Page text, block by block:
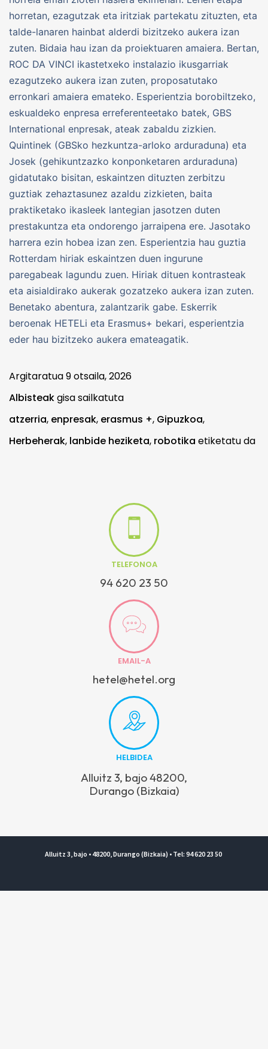
horretan, ezagutzak eta iritziak partekatu zituzten, eta
talde-lanaren hainbat alderdi bizitzeko aukera izan
zuten. Bidaia hau izan da proiektuaren amaiera. Bertan,
ROC DA VINCI ikastetxeko instalazio ikusgarriak
ezagutzeko aukera izan zuten, proposatutako
erronkari amaiera emateko. Esperientzia borobiltzeko,
eskualdeko enpresa erreferenteetako batek, GBS
International enpresak, ateak zabaldu zizkien.
Quintinek (GBSko hezkuntza-arloko arduraduna) eta
Josek (gehikuntzazko konponketaren arduraduna)
gidatutako bisitan, eskaintzen dituzten zerbitzu
guztiak zehaztasunez azaldu zizkieten, baita
praktiketako ikasleek lantegian jasotzen duten
prestakuntza eta ondorengo jarraipena ere. Jasotako
harrera ezin hobea izan zen. Esperientzia hau guztia
Rotterdam hiriak eskaintzen duen ingurune
paregabeak lagundu zuen. Hiriak dituen kontrasteak
eta aisialdirako aukerak gozatzeko aukera izan zuten.
Benetako abentura, zalantzarik gabe. Eskerrik
beroenak HETELi eta Erasmus+ bekari, esperientzia
eder hau bizitzeko aukera emateagatik.
Argitaratua9 otsaila, 2026
Albisteakgisa sailkatuta
atzerria, enpresak, erasmus +, Gipuzkoa,
Herbeherak, lanbide heziketa, robotika etiketatu da
TELEFONOA
94 620 23 50
EMAIL-A
hetel@hetel.org
HELBIDEA
Alluitz 3, bajo 48200,
Durango (Bizkaia)
Alluitz 3, bajo • 48200, Durango (Bizkaia) • Tel: 94 620 23 50